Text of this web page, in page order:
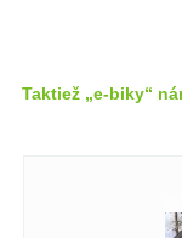
Taktiež „e-biky“